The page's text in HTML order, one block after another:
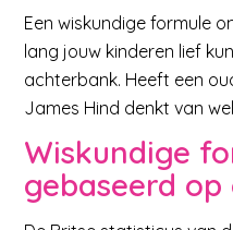
Een wiskundige formule
lang jouw kinderen lief
achterbank. Heeft een
James Hind denkt van
Wiskundige
gebaseerd